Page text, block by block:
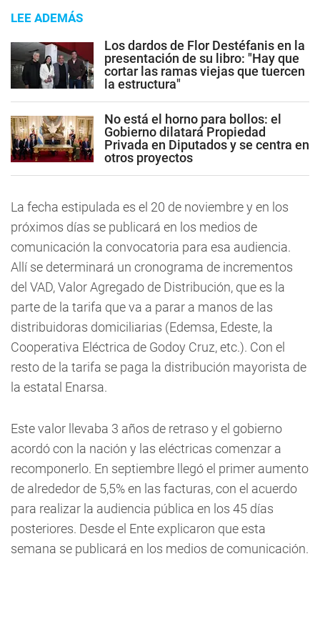
LEE ADEMÁS
Los dardos de Flor Destéfanis en la
presentación de su libro: "Hay que
cortar las ramas viejas que tuercen
la estructura"
No está el horno para bollos: el
Gobierno dilatará Propiedad
Privada en Diputados y se centra en
otros proyectos
La fecha estipulada es el 20 de noviembre y en los
próximos días se publicará en los medios de
comunicación la convocatoria para esa audiencia.
Allí se determinará un cronograma de incrementos
del VAD, Valor Agregado de Distribución, que es la
parte de la tarifa que va a parar a manos de las
distribuidoras domiciliarias (Edemsa, Edeste, la
Cooperativa Eléctrica de Godoy Cruz, etc.). Con el
resto de la tarifa se paga la distribución mayorista de
la estatal Enarsa.
Este valor llevaba 3 años de retraso y el gobierno
acordó con la nación y las eléctricas comenzar a
recomponerlo. En septiembre llegó el primer aumento
de alrededor de 5,5% en las facturas, con el acuerdo
para realizar la audiencia pública en los 45 días
posteriores. Desde el Ente explicaron que esta
semana se publicará en los medios de comunicación.